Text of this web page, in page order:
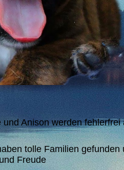
Anison werden fehlerfrei
tolle Familien gefunden
Freude